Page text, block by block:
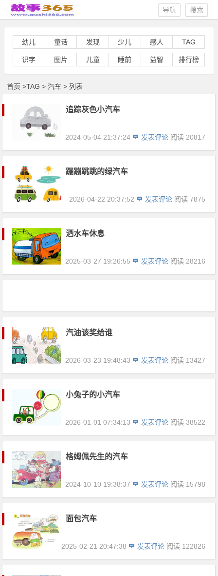
搜索
导航
幼儿 童话 发现 少儿 感人 TAG
识字 图片 儿童 睡前 益智 排行榜
首页 >TAG >汽车 > 列表
追踪灰色小汽车
2024-05-04 21:37:24 发表评论 阅读 20817
蹦蹦跳跳的绿汽车
2026-04-22 20:37:52 发表评论 阅读 7875
洒水车休息
2025-03-27 19:26:55 发表评论 阅读 28216
汽油该奖给谁
2026-03-23 19:48:43 发表评论 阅读 13427
小兔子的小汽车
2026-01-01 07:34:13 发表评论 阅读 38522
格姆佩先生的汽车
2024-10-10 19:38:37 发表评论 阅读 15798
面包汽车
2025-02-21 20:47:38 发表评论 阅读 122826